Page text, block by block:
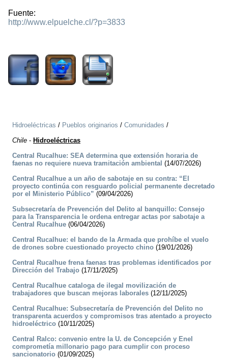
Fuente:
http://www.elpuelche.cl/?p=3833
Hidroeléctricas / Pueblos originarios / Comunidades /
Chile - Hidroeléctricas
Central Rucalhue: SEA determina que extensión horaria de
faenas no requiere nueva tramitación ambiental (14/07/2026)
Central Rucalhue a un año de sabotaje en su contra: “El
proyecto continúa con resguardo policial permanente decretado
por el Ministerio Público” (09/04/2026)
Subsecretaría de Prevención del Delito al banquillo: Consejo
para la Transparencia le ordena entregar actas por sabotaje a
Central Rucalhue (06/04/2026)
Central Rucalhue: el bando de la Armada que prohíbe el vuelo
de drones sobre cuestionado proyecto chino (19/01/2026)
Central Rucalhue frena faenas tras problemas identificados por
Dirección del Trabajo (17/11/2025)
Central Rucalhue cataloga de ilegal movilización de
trabajadores que buscan mejoras laborales (12/11/2025)
Central Rucalhue: Subsecretaría de Prevención del Delito no
transparenta acuerdos y compromisos tras atentado a proyecto
hidroeléctrico (10/11/2025)
Central Ralco: convenio entre la U. de Concepción y Enel
comprometía millonario pago para cumplir con proceso
sancionatorio (01/09/2025)